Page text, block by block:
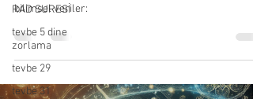
RAD SURESİ
tevbe 5 dine
zorlama
tevbe 29
tevbe 31
bilimsel veriler: